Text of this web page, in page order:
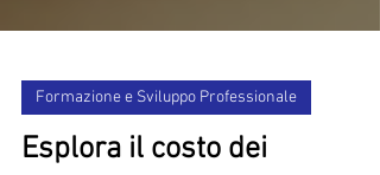
Formazione e Sviluppo Professionale